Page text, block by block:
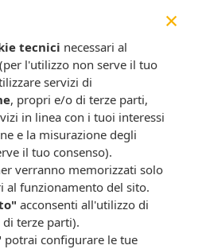
le promozioni
sulla privacy)
×
tecnici necessari al
l'utilizzo non serve il tuo
servizi di
, propri e/o di terze parti,
in linea con i tuoi interessi
e la misurazione degli
il tuo consenso).
verranno memorizzati solo
al funzionamento del sito.
acconsenti all'utilizzo di
terze parti).
potrai configurare le tue